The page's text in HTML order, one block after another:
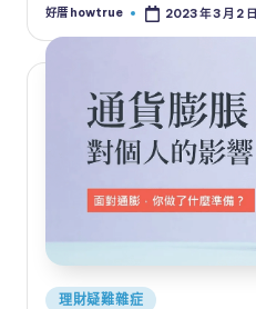
Posted
好厝 howtrue 2023 年 3 月 2 日
Posted
理財疑難雜症